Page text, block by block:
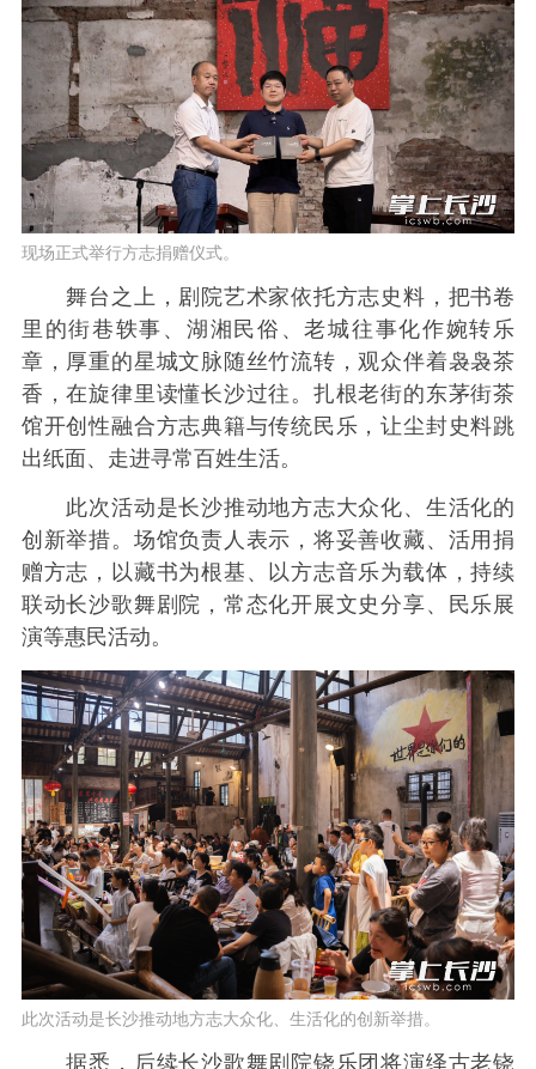
现场正式举行方志捐赠仪式。
舞台之上，剧院艺术家依托方志史料，把书卷
里的街巷轶事、湖湘民俗、老城往事化作婉转乐
章，厚重的星城文脉随丝竹流转，观众伴着袅袅茶
香，在旋律里读懂长沙过往。扎根老街的东茅街茶
馆开创性融合方志典籍与传统民乐，让尘封史料跳
出纸面、走进寻常百姓生活。
此次活动是长沙推动地方志大众化、生活化的
创新举措。场馆负责人表示，将妥善收藏、活用捐
赠方志，以藏书为根基、以方志音乐为载体，持续
联动长沙歌舞剧院，常态化开展文史分享、民乐展
演等惠民活动。
此次活动是长沙推动地方志大众化、生活化的创新举措。
据悉，后续长沙歌舞剧院铙乐团将演绎古老铙